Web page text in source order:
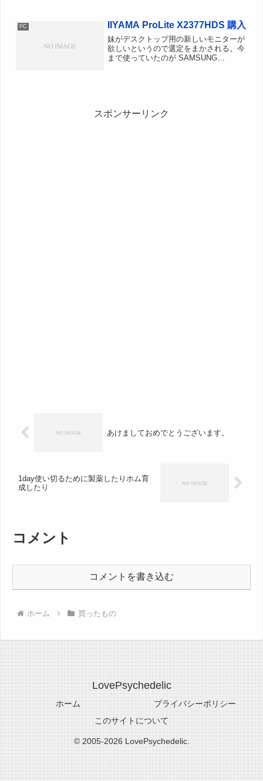
見てるといろいろなメーカーから出てま
PC IIYAMA ProLite X2377HDS 購入
妹がデスクトップ用の新しいモニターが
欲しいというので選定をまかされる。今
まで使っていたのが SAMSUNG
スポンサーリンク
あけましておめでとうございます。
1day使い切るために製薬したりホム育
成したり
コメント
コメントを書き込む
ホーム 買ったもの
LovePsychedelic
ホーム
プライバシーポリシー
このサイトについて
© 2005-2026 LovePsychedelic.